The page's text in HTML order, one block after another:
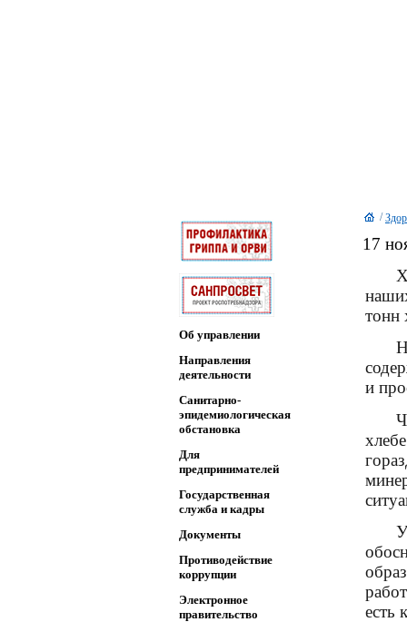
Об управлении
Направления
деятельности
Санитарно-
эпидемиологическая
обстановка
Для
предпринимателей
Государственная
служба и кадры
Документы
Противодействие
коррупции
Электронное
правительство
/
17
тонн
и
есть